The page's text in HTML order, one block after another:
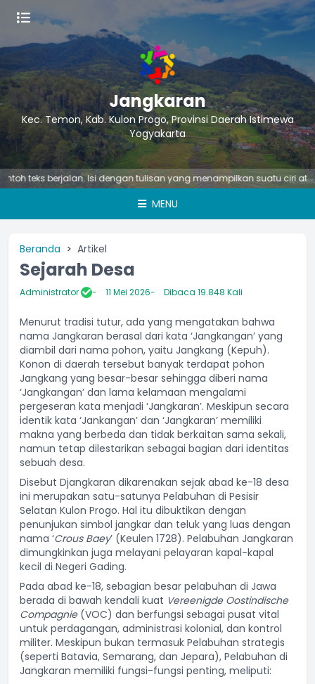
Jangkaran
Kec. Temon, Kab. Kulon Progo, Provinsi Daerah Istimewa
Yogyakarta
berjalan. Isi dengan tulisan yang menampilkan suatu ciri atau
MENU
Beranda Artikel
Sejarah Desa
Administrator 11 Mei 2026 Dibaca 19.848 Kali
Menurut tradisi tutur, ada yang mengatakan bahwa
nama Jangkaran berasal dari kata ‘Jangkangan’ yang
diambil dari nama pohon, yaitu Jangkang (Kepuh).
Konon di daerah tersebut banyak terdapat pohon
Jangkang yang besar-besar sehingga diberi nama
‘Jangkangan’ dan lama kelamaan mengalami
pergeseran kata menjadi ‘Jangkaran’. Meskipun secara
identik kata ‘Jankangan’ dan ‘Jangkaran’ memiliki
makna yang berbeda dan tidak berkaitan sama sekali,
namun tetap dilestarikan sebagai bagian dari identitas
sebuah desa.
Disebut Djangkaran dikarenakan sejak abad ke-18 desa
ini merupakan satu-satunya Pelabuhan di Pesisir
Selatan Kulon Progo. Hal itu dibuktikan dengan
penunjukan simbol jangkar dan teluk yang luas dengan
nama ‘Crous Baey’ (Keulen 1728). Pelabuhan Jangkaran
dimungkinkan juga melayani pelayaran kapal-kapal
kecil di Negeri Gading.
Pada abad ke-18, sebagian besar pelabuhan di Jawa
berada di bawah kendali kuat Vereenigde Oostindische
Compagnie(VOC) dan berfungsi sebagai pusat vital
untuk perdagangan, administrasi kolonial, dan kontrol
militer. Meskipun bukan termasuk Pelabuhan strategis
(seperti Batavia, Semarang, dan Jepara), Pelabuhan di
Jangkaran memiliki fungsi-fungsi penting, meliputi: